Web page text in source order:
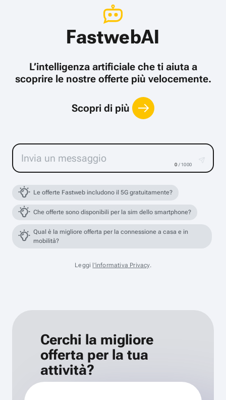
FastwebAI
L’intelligenza artificiale che ti aiuta a
scoprire le nostre offerte più velocemente.
Scopri di più
0 / 1000
Le offerte Fastweb includono il 5G gratuitamente?
Che offerte sono disponibili per la sim dello smartphone?
Qual è la migliore offerta per la connessione a casa e in
mobilità?
Leggi l'informativa Privacy.
Cerchi la migliore
offerta per la tua
attività?